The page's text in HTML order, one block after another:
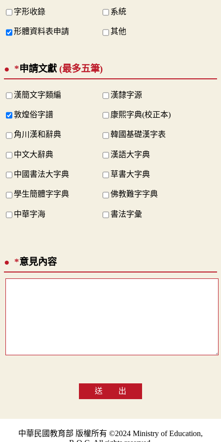
字形收錄 系統
形體資料表申請 其他
*申請文獻 (最多五筆)
漢簡文字類編 漢隸字源
敦煌俗字譜 康熙字典(校正本)
角川漢和辭典 韓國基礎漢字表
中文大辭典 漢語大字典
中國書法大字典 草書大字典
學生簡體字字典 佛教難字字典
中華字海 書法字彙
*意見內容
送 出
中華民國教育部 版權所有 ©2024 Ministry of Education,